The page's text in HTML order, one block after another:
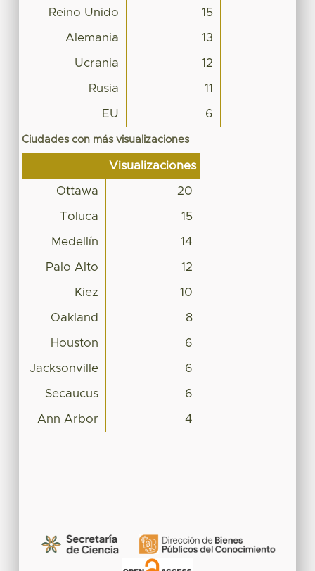
Reino Unido 15
Alemania 13
Ucrania 12
Rusia 11
EU 6
Ciudades con más visualizaciones
Visualizaciones
Ottawa 20
Toluca 15
Medellín 14
Palo Alto 12
Kiez 10
Oakland 8
Houston 6
Jacksonville 6
Secaucus 6
Ann Arbor 4